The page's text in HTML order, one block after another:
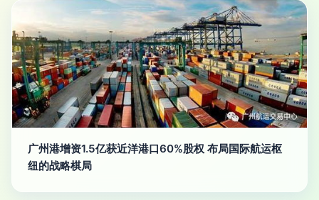
广州港增资1.5亿获近洋港口60%股权 布局国际航运枢
纽的战略棋局